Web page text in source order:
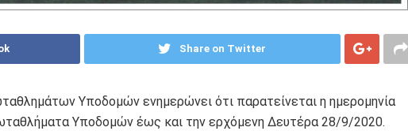
Share on Twitter
Υποδομών ενημερώνει ότι παρατείνεται η ημερομηνία
Υποδομών έως και την ερχόμενη Δευτέρα 28/9/2020.